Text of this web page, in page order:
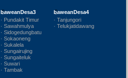
baweanDesa3
· Pundakit Timur
· Sawahmulya
· Sidogedungbatu
· Sokaoneng
· Sukalela
· Sungairujing
· Sungaiteluk
· Suwari
· Tambak
baweanDesa4
· Tanjungori
· Telukjatidawang